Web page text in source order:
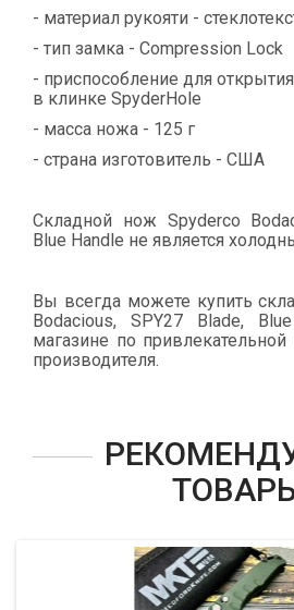
- материал рукояти -
- тип замка - Compression Lock
- приспособление для
в клинке SpyderHole
- масса ножа - 125 г
- страна изготовитель - США
Складной нож Spyderco
Blue Handle не является
Вы всегда можете купить
Bodacious, SPY27 Blade,
магазине по
производителя.